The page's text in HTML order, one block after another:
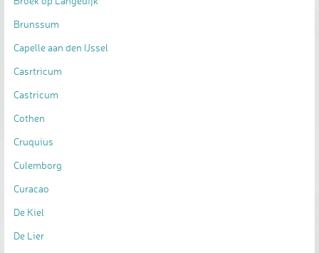
Brunssum
Capelle aan den IJssel
Casrtricum
Castricum
Cothen
Cruquius
Culemborg
Curacao
De Kiel
De Lier